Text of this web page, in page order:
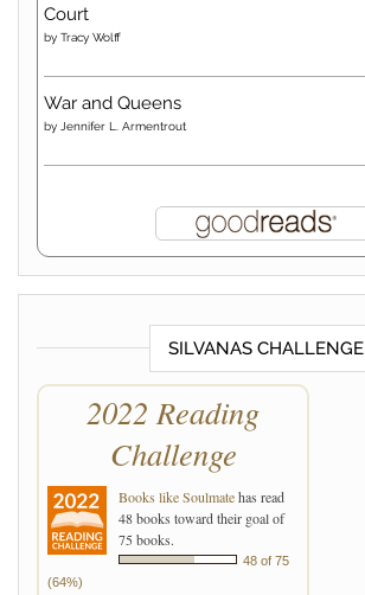
Court
by Tracy Wolff
War and Queens
by Jennifer L. Armentrout
SILVANAS CHALLENGE
2022 Reading
Challenge
Books like Soulmatehas read
48 books toward their goal of
75 books.
48 of 75
(64%)